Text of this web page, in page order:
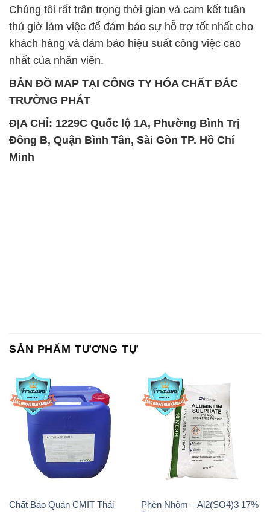
Chúng tôi rất trân trọng thời gian và cam kết tuân
thủ giờ làm việc để đảm bảo sự hỗ trợ tốt nhất cho
khách hàng và đảm bảo hiệu suất công việc cao
nhất của nhân viên.
BẢN ĐỒ MAP TẠI CÔNG TY HÓA CHẤT ĐẮC
TRƯỜNG PHÁT
ĐỊA CHỈ: 1229C Quốc lộ 1A, Phường Bình Trị
Đông B, Quận Bình Tân, Sài Gòn TP. Hồ Chí
Minh
SẢN PHẨM TƯƠNG TỰ
Chất Bảo Quản CMIT Thái
Phèn Nhôm – Al2(SO4)3 17%